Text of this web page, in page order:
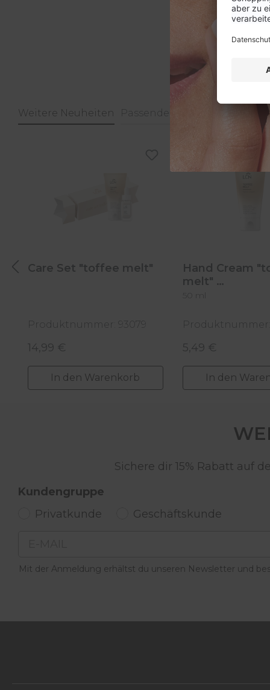
Weitere Neuheiten Passendes Zubehör Weitere
Care Set "toffee melt"
Produktnummer: 93079
Regulärer Preis:
14,99 €
In den Warenkorb
Hand Cream
melt"
Produktnummer:
Regulärer Preis:
5,49 €
In den
Sichere dir 15% Rabatt auf
Kundengruppe
Privatkunde
Geschäftskunde
Mit der Anmeldung erhältst du unseren Newsletter und